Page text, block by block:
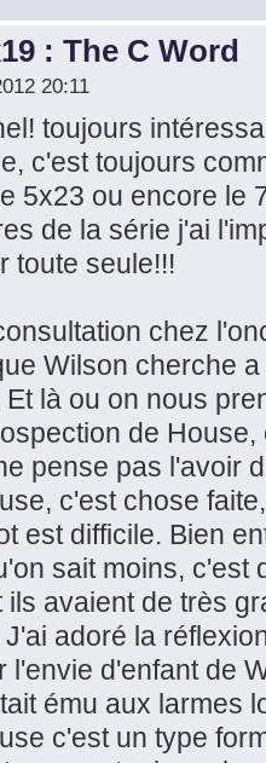
: The C Word
20:11
toujours
c'est toujours
5x23 ou encore le
de la série j'ai
toute seule!!!
chez
Wilson cherche
là ou on nous
de
pense pas l'avoir
c'est chose
est difficile. Bien
sait moins, c'est
ils avaient de très
adoré la
l'envie d'enfant de
ému aux larmes
c'est un type